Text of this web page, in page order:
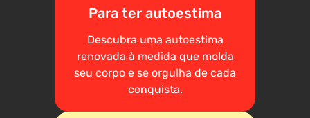
Para ter autoestima
Descubra uma autoestima
renovada à medida que molda
seu corpo e se orgulha de cada
conquista.